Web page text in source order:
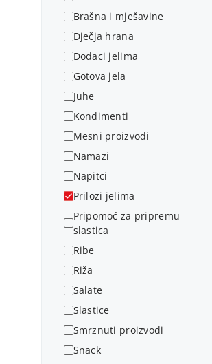
Brašna i mješavine
Dječja hrana
Dodaci jelima
Gotova jela
Juhe
Kondimenti
Mesni proizvodi
Namazi
Napitci
Prilozi jelima
Pripomoć za pripremu
slastica
Ribe
Riža
Salate
Slastice
Smrznuti proizvodi
Snack